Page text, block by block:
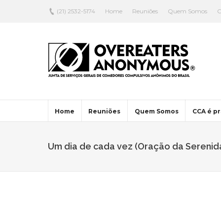
(21) 2532-5174 Home Reuniões Quem Somos
Home Reuniões Quem Somos CCA é
Um dia de cada vez (Oração da